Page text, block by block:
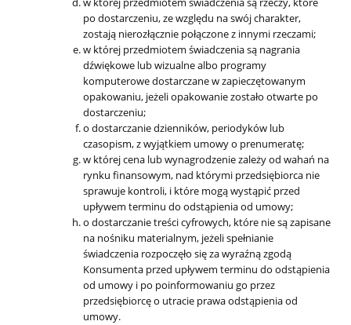
po dostarczeniu, ze względu na swój charakter,
zostają nierozłącznie połączone z innymi rzeczami;
w której przedmiotem świadczenia są nagrania
dźwiękowe lub wizualne albo programy
komputerowe dostarczane w zapieczętowanym
opakowaniu, jeżeli opakowanie zostało otwarte po
dostarczeniu;
o dostarczanie dzienników, periodyków lub
czasopism, z wyjątkiem umowy o prenumeratę;
w której cena lub wynagrodzenie zależy od wahań na
rynku finansowym, nad którymi przedsiębiorca nie
sprawuje kontroli, i które mogą wystąpić przed
upływem terminu do odstąpienia od umowy;
o dostarczanie treści cyfrowych, które nie są zapisane
na nośniku materialnym, jeżeli spełnianie
świadczenia rozpoczęło się za wyraźną zgodą
Konsumenta przed upływem terminu do odstąpienia
od umowy i po poinformowaniu go przez
przedsiębiorcę o utracie prawa odstąpienia od
umowy.